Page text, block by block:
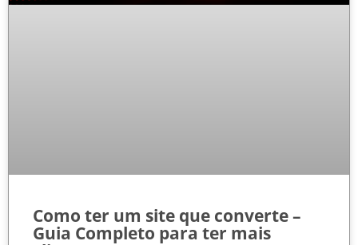
Como ter um site que converte –
Guia Completo para ter mais